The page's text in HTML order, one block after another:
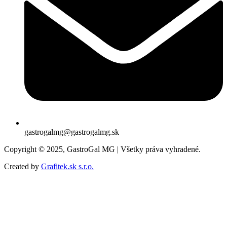
gastrogalmg@gastrogalmg.sk
Copyright © 2025, GastroGal MG | Všetky práva vyhradené.
Created by Grafitek.sk s.r.o.